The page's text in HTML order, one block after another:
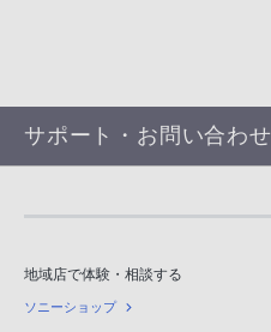
サポート・お問い合わせ
地域店で体験・相談する
ソニーショップ